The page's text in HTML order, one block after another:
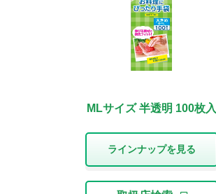
MLサイズ 半透明 100枚入
ラインナップを⾒る